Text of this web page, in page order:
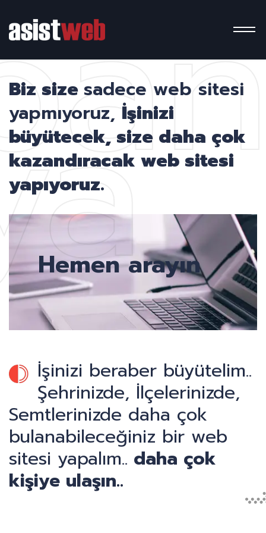
Biz size sadece web sitesi
yapmıyoruz, İşinizi
büyütecek, size daha çok
kazandıracak web sitesi
yapıyoruz.
Hemen arayın
İşinizi beraber büyütelim..
Şehrinizde, İlçelerinizde,
Semtlerinizde daha çok
bulanabileceğiniz bir web
sitesi yapalım.. daha çok
kişiye ulaşın..